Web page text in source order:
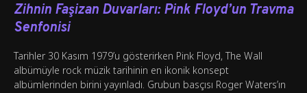
Zihnin Faşizan Duvarları: Pink Floyd’un Travma
Senfonisi
Tarihler 30 Kasım 1979’u gösterirken Pink Floyd, The Wall
albümüyle rock müzik tarihinin en ikonik konsept
albümlerinden birini yayınladı. Grubun basçısı Roger Waters’ın